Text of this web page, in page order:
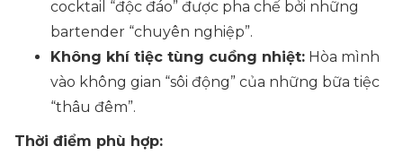
cocktail “độc đáo” được pha chế bởi những
bartender “chuyên nghiệp”.
Không khí tiệc tùng cuồng nhiệt: Hòa mình
vào không gian “sôi động” của những bữa tiệc
“thâu đêm”.
Thời điểm phù hợp: